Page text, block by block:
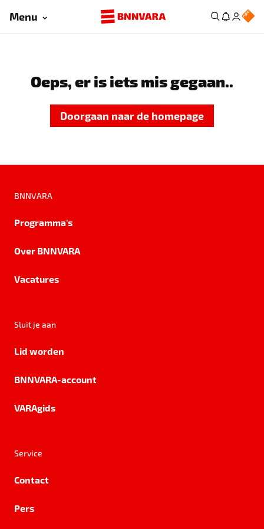
Menu
Oeps, er is iets mis gegaan..
Doorgaan naar de homepage
BNNVARA
Programma's
Over BNNVARA
Vacatures
Sluit je aan
Lid worden
BNNVARA-account
VARAgids
Service
Contact
Pers